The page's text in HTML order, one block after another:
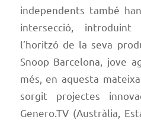
independents també
intersecció,
l’horitzó de la seva
Snoop Barcelona, jove
més, en aquesta
sorgit projectes
Genero.TV (Austràlia,